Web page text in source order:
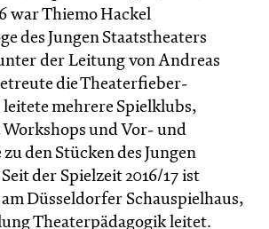
war Thiemo Hackel
des Jungen Staatstheaters
der Leitung von Andreas
die Theaterfieber-
mehrere Spielklubs,
Workshops und Vor- und
den Stücken des Jungen
der Spielzeit 2016/17 ist
Düsseldorfer Schauspielhaus,
Theaterpädagogik leitet.